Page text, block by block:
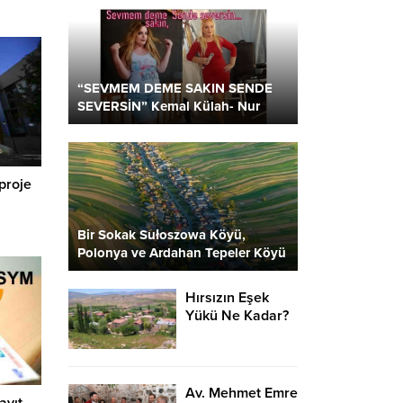
“SEVMEM DEME SAKIN SENDE
SEVERSİN” Kemal Külah- Nur
Parlar
Bir Sokak Sułoszowa Köyü,
Polonya ve Ardahan Tepeler Köyü
2 Kare…
Hırsızın Eşek
Yükü Ne Kadar?
Av. Mehmet Emre